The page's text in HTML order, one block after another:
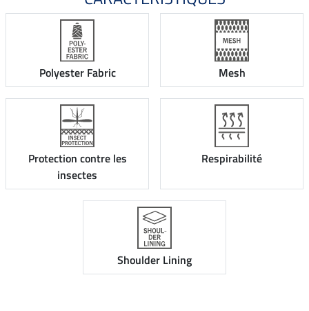
Polyester Fabric Mesh
Protection contre les
insectes
Respirabilité
Shoulder Lining